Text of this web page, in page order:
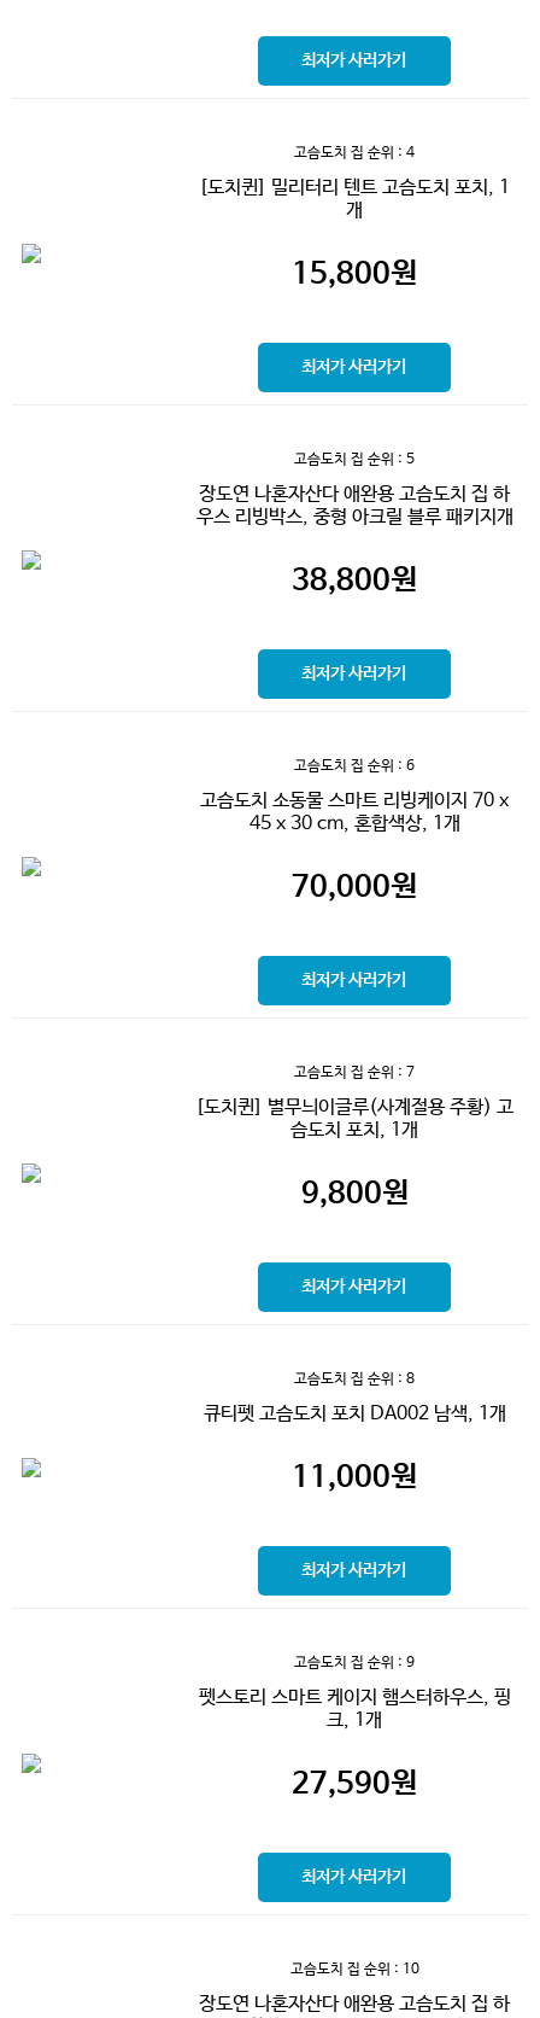
최저가 사러가기
고슴도치 집 순위 : 4
[도치퀸] 밀리터리 텐트 고슴도치 포치, 1
개
15,800원
최저가 사러가기
고슴도치 집 순위 : 5
장도연 나혼자산다 애완용 고슴도치 집 하
우스 리빙박스, 중형 아크릴 블루 패키지개
38,800원
최저가 사러가기
고슴도치 집 순위 : 6
고슴도치 소동물 스마트 리빙케이지 70 x
45 x 30 cm, 혼합색상, 1개
70,000원
최저가 사러가기
고슴도치 집 순위 : 7
[도치퀸] 별무늬이글루(사계절용 주황) 고
슴도치 포치, 1개
9,800원
최저가 사러가기
고슴도치 집 순위 : 8
큐티펫 고슴도치 포치 DA002 남색, 1개
11,000원
최저가 사러가기
고슴도치 집 순위 : 9
펫스토리 스마트 케이지 햄스터하우스, 핑
크, 1개
27,590원
최저가 사러가기
고슴도치 집 순위 : 10
장도연 나혼자산다 애완용 고슴도치 집 하